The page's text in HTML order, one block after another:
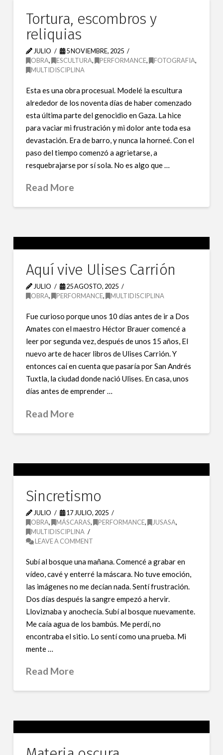
Tortura, escombros y
reliquias
JULIO
5 NOVIEMBRE, 2025
OBRA, ESCULTURA, PERFORMANCE, FOTOGRAFIA,
MULTIDISCIPLINA
Esta es una obra procesual. Modelé la escultura
alrededor de los noventa días de haber comenzado
esta última parte del genocidio en Gaza. La hice
para vaciar mi frustración y mi dolor ante toda esa
devastación. Era de barro, y nunca la horneé. Con el
paso del tiempo comenzó a agrietarse, a
resquebrajarse por sí sola. No es algo que …
Read More
Aquí vive Ulises Carrión
JULIO
25 AGOSTO, 2025
OBRA, PERFORMANCE, MULTIDISCIPLINA
Fue curioso porque unos 10 días antes de ir a Dos
Amates con el maestro Héctor Brauer comencé a
leer por segunda vez, después de unos 15 años, El
nuevo arte de hacer libros de Ulises Carrión. Y
entonces caí en cuenta que pasaría por San Andrés
Tuxtla, la ciudad donde nació Ulises. En casa, unos
días antes de emprender …
Read More
Sincretismo
JULIO
17 JULIO, 2025
OBRA, MÁSCARAS, PERFORMANCE, JUSASA,
MULTIDISCIPLINA
LEAVE A COMMENT
Subí al bosque una mañana. Comencé a grabar en
vídeo, cavé y enterré la máscara. No tuve emoción,
las imágenes no me decían nada. Sentí frustración.
Dos días después la sangre empezó a hervir.
Lloviznaba y anochecía. Subí al bosque nuevamente.
Me caía agua de los bambús. Me perdí, no
encontraba el sitio. Lo sentí como una prueba. Mi
mente …
Read More